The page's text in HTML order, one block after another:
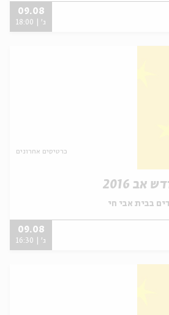
09.08
ג' | 18:00
כרטיסים אחרונים
2016
בבית אבי חי
09.08
ג' | 16:30